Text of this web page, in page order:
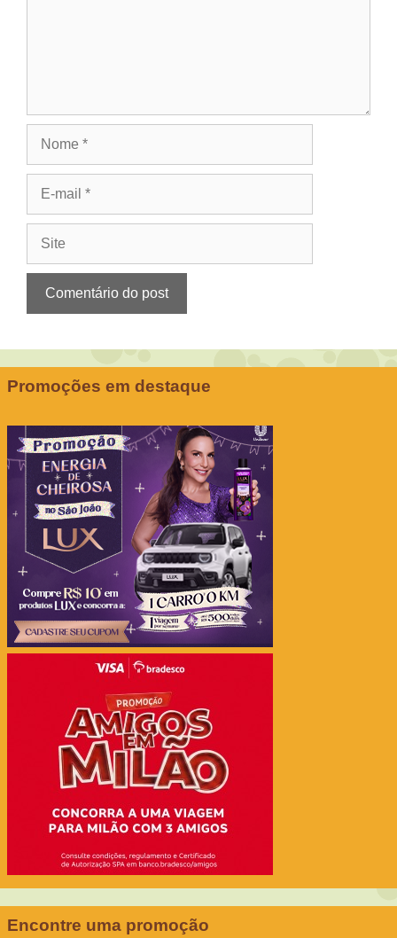
Promoções em destaque
Encontre uma promoção